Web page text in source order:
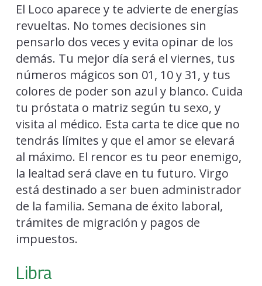
El Loco aparece y te advierte de energías
revueltas. No tomes decisiones sin
pensarlo dos veces y evita opinar de los
demás. Tu mejor día será el viernes, tus
números mágicos son 01, 10 y 31, y tus
colores de poder son azul y blanco. Cuida
tu próstata o matriz según tu sexo, y
visita al médico. Esta carta te dice que no
tendrás límites y que el amor se elevará
al máximo. El rencor es tu peor enemigo,
la lealtad será clave en tu futuro. Virgo
está destinado a ser buen administrador
de la familia. Semana de éxito laboral,
trámites de migración y pagos de
impuestos.
Libra